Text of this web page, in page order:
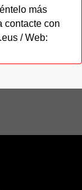
más
contacte con
/ Web: